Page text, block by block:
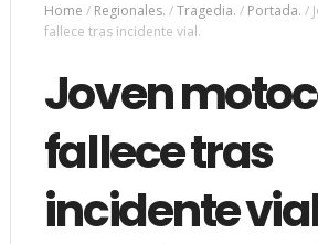
Home / Regionales. /Tragedia. / Portada. /
fallece tras incidente vial.
Joven
fallece tras
incidente